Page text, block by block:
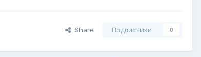
Share Подписчики 0